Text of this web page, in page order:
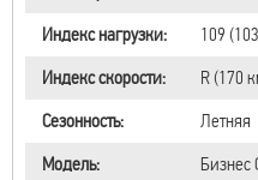
Индекс нагрузки:
109
Индекс скорости:
R (170
Сезонность:
Летняя
Модель:
Бизнес